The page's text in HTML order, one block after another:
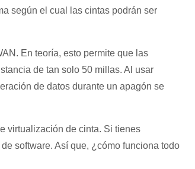
según el cual las cintas podrán ser
En teoría, esto permite que las
de tan solo 50 millas. Al usar
de datos durante un apagón se
virtualización de cinta. Si tienes
software. Así que, ¿cómo funciona todo